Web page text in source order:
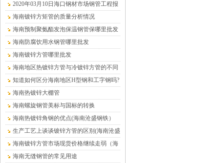
2020年03月10日海口钢材市场钢管工程报
价表
海南镀锌方矩管的质量分析情况
海南预制聚氨酯发泡保温钢管保哪里批发
（温泉水专用）
海南防腐饮用水钢管哪里批发
海南镀锌方管哪里批发
海南地区热镀锌方管与冷镀锌方管的不同
在哪里
知道如何区分海南地区H型钢和工字钢吗?
海南热镀锌大棚管
海南螺旋钢管美标与国标的转换
海南热镀锌角钢的优点(海南沧盛钢铁）
生产工艺上谈谈镀锌方管的区别(海南沧盛
钢铁）
海南镀锌方管市场现货价格继续走弱（海
南沧盛钢铁）
海南无缝钢管的常见用途